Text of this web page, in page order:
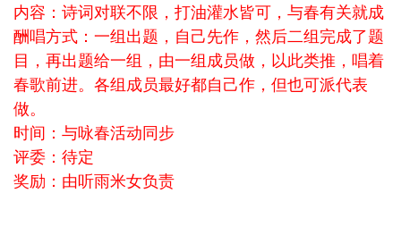
内容：诗词对联不限，打油灌水皆可，与春有关就成
酬唱方式：一组出题，自己先作，然后二组完成了题
目，再出题给一组，由一组成员做，以此类推，唱着
春歌前进。各组成员最好都自己作，但也可派代表
做。
时间：与咏春活动同步
评委：待定
奖励：由听雨米女负责